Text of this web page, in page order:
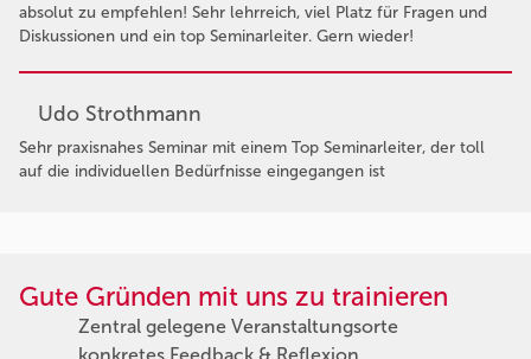
absolut zu empfehlen! Sehr lehrreich, viel Platz für Fragen und
Diskussionen und ein top Seminarleiter. Gern wieder!
Udo Strothmann
Sehr praxisnahes Seminar mit einem Top Seminarleiter, der toll
auf die individuellen Bedürfnisse eingegangen ist
Gute Gründen mit uns zu trainieren
Zentral gelegene Veranstaltungsorte